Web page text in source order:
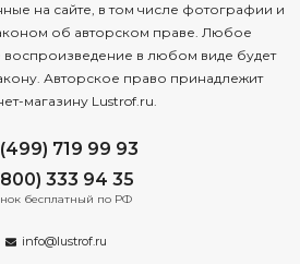
на сайте, в том числе фотографии и
об авторском праве. Любое
в любом виде будет
Авторское право принадлежит
магазину Lustrof.ru.
719 99 93
333 94 35
бесплатный по РФ
info@lustrof.ru